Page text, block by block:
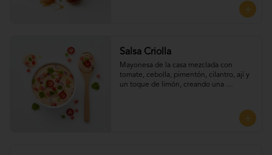
Salsa Criolla
Mayonesa de la casa mezclada con
tomate, cebolla, pimentón, cilantro, ají y
un toque de limón, creando una